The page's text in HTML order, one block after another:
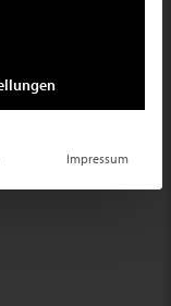
Impressum